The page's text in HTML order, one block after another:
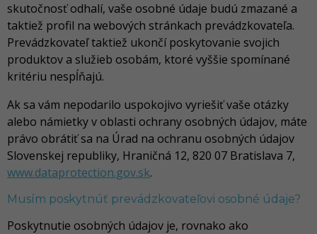
skutočnosť odhalí, vaše osobné údaje budú zmazané a
taktiež profil na webových stránkach prevádzkovateľa.
Prevádzkovateľ taktiež ukončí poskytovanie svojich
produktov a služieb osobám, ktoré vyššie spomínané
kritériu nespĺňajú.
Ak sa vám nepodarilo uspokojivo vyriešiť vaše otázky
alebo námietky v oblasti ochrany osobných údajov, máte
právo obrátiť sa na Úrad na ochranu osobných údajov
Slovenskej republiky, Hraničná 12, 820 07 Bratislava 7,
www.dataprotection.gov.sk.
Musím poskytnúť prevádzkovateľovi osobné údaje?
Poskytnutie osobných údajov je, rovnako ako